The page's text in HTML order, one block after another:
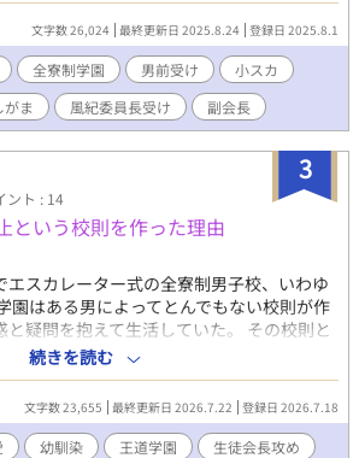
我慢」すること。 排尿を極限まで我慢す
を覚えていた。 小さい頃から、いつしかそ
では朝から放課後まで溜め込んだもの
自身が限界になるまでさらに身体を追い
になっていた。 そんなある日── 生徒会と
長・中川 朝陽の我慢を目撃してしまう。
の前で“耐えて”いる。 依澄の喉が鳴っ
感がしていた。 本編完結 本編より長いか
中
文字数 26,024 最終更新日 2025.8.24 登録日 2025.8.1
全寮制学園 男前受け
小スカ
がま 風紀委員長受け 副会長
3
ント : 14
という校則を作った理由
エスカレーター式の全寮制男子校、いわゆ
園はある男によってとんでもない校則が作
と疑問を抱えて生活していた。 その校則と
過ごしたい真っ盛りの男子高校生は果たし
か？ というか生徒会長はなぜそんな校則を
続きを読む
文字数 23,655 最終更新日 2026.7.22 登録日 2026.7.18
幼馴染 王道学園
生徒会長攻め